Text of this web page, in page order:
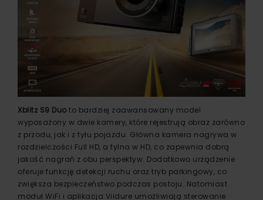
Xblitz S9 Duo to bardziej zaawansowany model
wyposażony w dwie kamery, które rejestrują obraz zarówno
z przodu, jak i z tyłu pojazdu. Główna kamera nagrywa w
rozdzielczości Full HD, a tylna w HD, co zapewnia dobrą
jakość nagrań z obu perspektyw. Dodatkowo urządzenie
oferuje funkcję detekcji ruchu oraz tryb parkingowy, co
zwiększa bezpieczeństwo podczas postoju. Natomiast
moduł WiFi i aplikacja Viidure umożliwiają sterowanie